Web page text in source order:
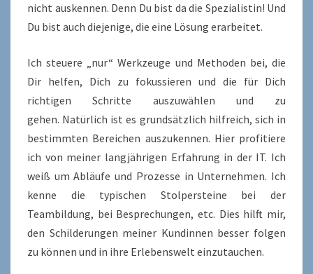
nicht auskennen. Denn Du bist da die Spezialistin! Und
Du bist auch diejenige, die eine Lösung erarbeitet.
Ich steuere „nur“ Werkzeuge und Methoden bei, die
Dir helfen, Dich zu fokussieren und die für Dich
richtigen Schritte auszuwählen und zu
gehen. Natürlich ist es grundsätzlich hilfreich, sich in
bestimmten Bereichen auszukennen. Hier profitiere
ich von meiner langjährigen Erfahrung in der IT. Ich
weiß um Abläufe und Prozesse in Unternehmen. Ich
kenne die typischen Stolpersteine bei der
Teambildung, bei Besprechungen, etc. Dies hilft mir,
den Schilderungen meiner Kundinnen besser folgen
zu können und in ihre Erlebenswelt einzutauchen.